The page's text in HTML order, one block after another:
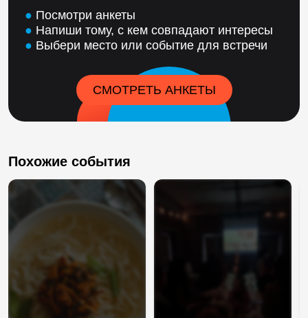
● Посмотри анкеты
● Напиши тому, с кем совпадают интересы
● Выбери место или событие для встречи
СМОТРЕТЬ АНКЕТЫ
Похожие события